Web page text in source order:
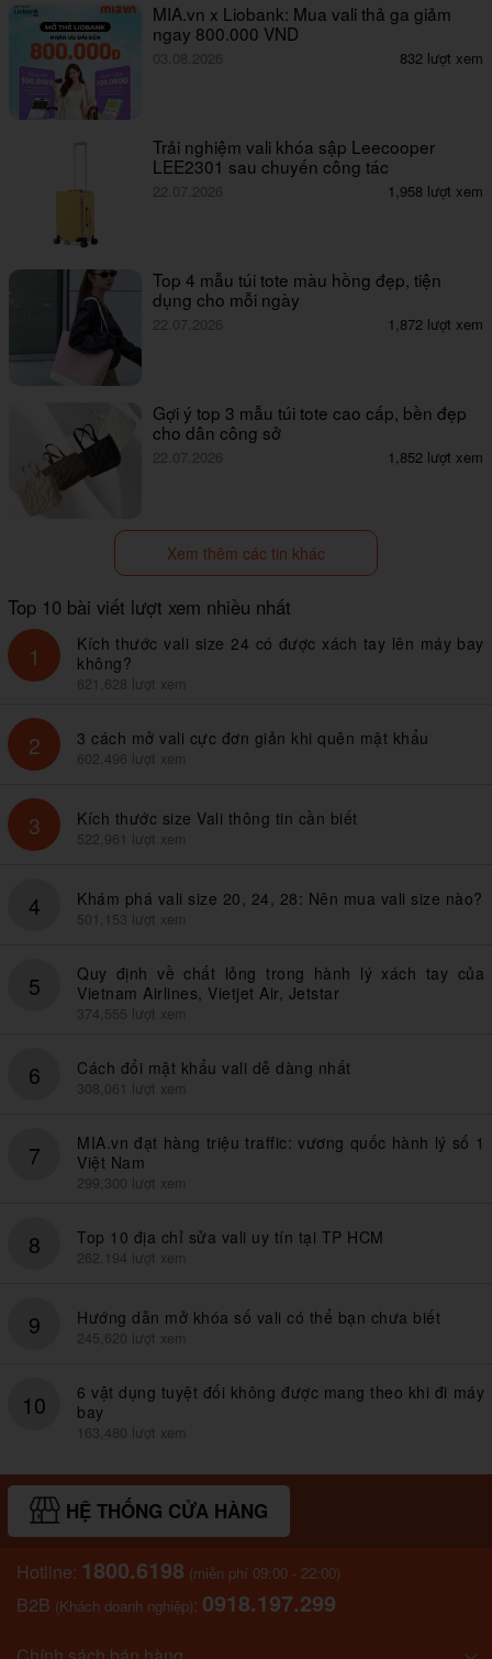
MIA.vn x Liobank: Mua vali thả ga giảm
ngay 800.000 VND
03.08.2026 832 lượt xem
Trải nghiệm vali khóa sập Leecooper
LEE2301 sau chuyến công tác
22.07.2026 1,958 lượt xem
Top 4 mẫu túi tote màu hồng đẹp, tiện
dụng cho mỗi ngày
22.07.2026 1,872 lượt xem
Gợi ý top 3 mẫu túi tote cao cấp, bền đẹp
cho dân công sở
22.07.2026 1,852 lượt xem
Xem thêm các tin khác
Top 10 bài viết lượt xem nhiều nhất
1
Kích thước vali size 24 có được xách tay lên máy bay
không?
621,628 lượt xem
2 3 cách mở vali cực đơn giản khi quên mật khẩu
602,496 lượt xem
3 Kích thước size Vali thông tin cần biết
522,961 lượt xem
4 Khám phá vali size 20, 24, 28: Nên mua vali size nào?
501,153 lượt xem
5
Quy định về chất lỏng trong hành lý xách tay của
Vietnam Airlines, Vietjet Air, Jetstar
374,555 lượt xem
6 Cách đổi mật khẩu vali dễ dàng nhất
308,061 lượt xem
7
MIA.vn đạt hàng triệu traffic: vương quốc hành lý số 1
Việt Nam
299,300 lượt xem
8 Top 10 địa chỉ sửa vali uy tín tại TP HCM
262,194 lượt xem
9 Hướng dẫn mở khóa số vali có thể bạn chưa biết
245,620 lượt xem
10
6 vật dụng tuyệt đối không được mang theo khi đi máy
bay
163,480 lượt xem
HỆ THỐNG CỬA HÀNG
Hotline: 1800.6198 (miễn phí 09:00 - 22:00)
B2B (Khách doanh nghiệp): 0918.197.299